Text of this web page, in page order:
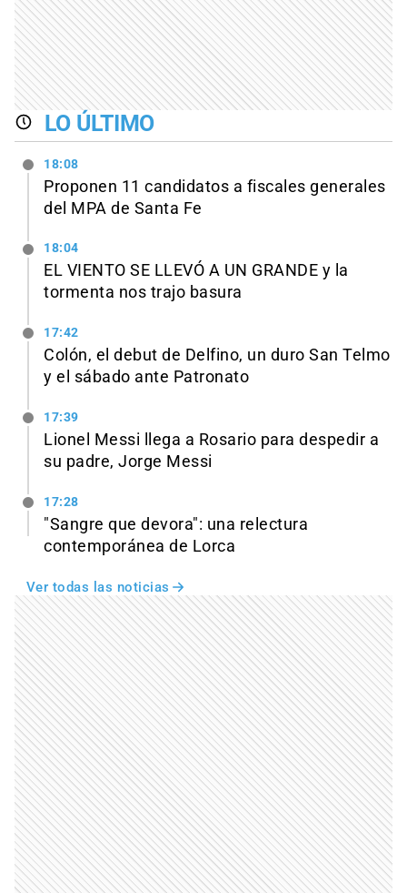
LO ÚLTIMO
18:08
Proponen 11 candidatos a fiscales generales
del MPA de Santa Fe
18:04
EL VIENTO SE LLEVÓ A UN GRANDE y la
tormenta nos trajo basura
17:42
Colón, el debut de Delfino, un duro San Telmo
y el sábado ante Patronato
17:39
Lionel Messi llega a Rosario para despedir a
su padre, Jorge Messi
17:28
"Sangre que devora": una relectura
contemporánea de Lorca
Ver todas las noticias